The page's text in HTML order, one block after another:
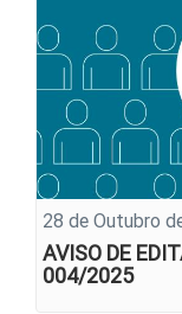
28 de Outubro
AVISO DE
004/2025